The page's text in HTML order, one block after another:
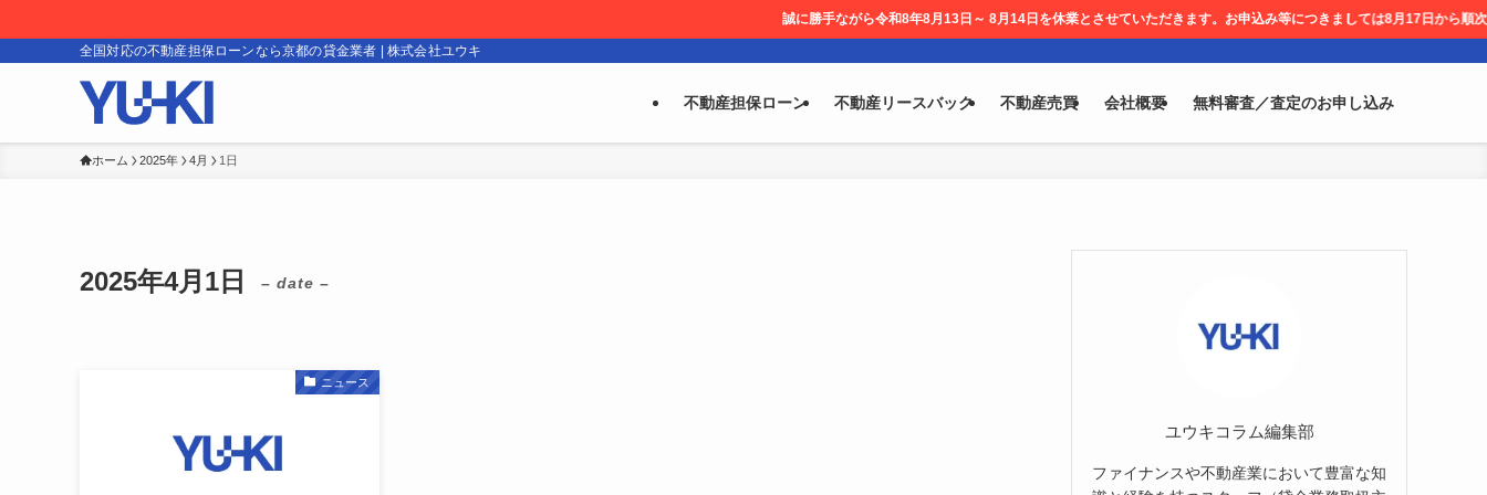
誠に勝手ながら令和8年8月13日～ 8月14日を休業とさせていただきます。お申込み等につきましては8月17日から順次対応させて頂きます。
全国対応の不動産担保ローンなら京都の貸金業者 | 株式会社ユウキ
不動産担保ローン 不動産リースバック 不動産売買 会社概要 無料審査／査定のお申し込み
ホーム 2025年 4月 1日
2025年4月1日 – date –
ニュース
ユウキコラム編集部
ファイナンスや不動産業において豊富な知